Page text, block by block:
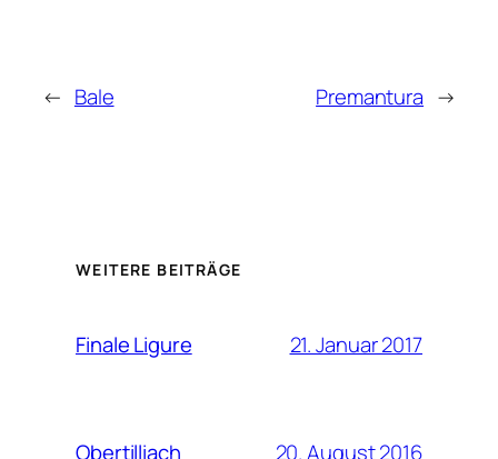
← Bale Premantura →
WEITERE BEITRÄGE
Finale Ligure 21. Januar 2017
Obertilliach 20. August 2016